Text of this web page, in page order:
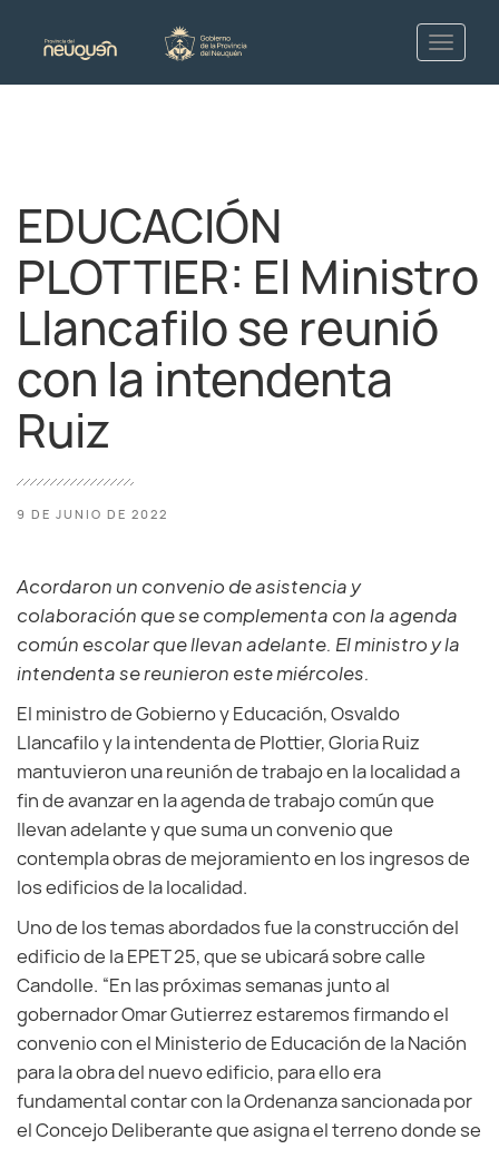
EDUCACIÓN
PLOTTIER: El Ministro
Llancafilo se reunió
con la intendenta
Ruiz
9 DE JUNIO DE 2022
Acordaron un convenio de asistencia y
colaboración que se complementa con la agenda
común escolar que llevan adelante. El ministro y la
intendenta se reunieron este miércoles.
El ministro de Gobierno y Educación, Osvaldo
Llancafilo y la intendenta de Plottier, Gloria Ruiz
mantuvieron una reunión de trabajo en la localidad a
fin de avanzar en la agenda de trabajo común que
llevan adelante y que suma un convenio que
contempla obras de mejoramiento en los ingresos de
los edificios de la localidad.
Uno de los temas abordados fue la construcción del
edificio de la EPET 25, que se ubicará sobre calle
Candolle. “En las próximas semanas junto al
gobernador Omar Gutierrez estaremos firmando el
convenio con el Ministerio de Educación de la Nación
para la obra del nuevo edificio, para ello era
fundamental contar con la Ordenanza sancionada por
el Concejo Deliberante que asigna el terreno donde se